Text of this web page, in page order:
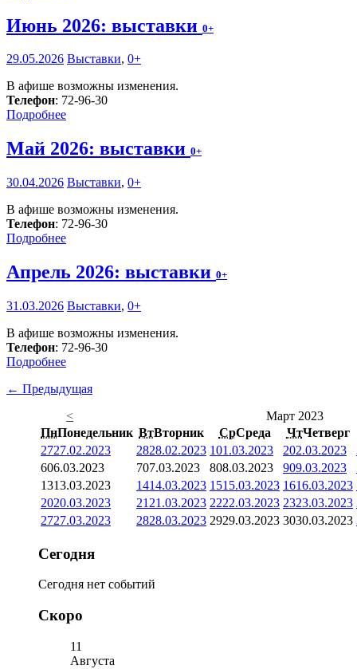
Июнь 2026: выставки 0+
29.05.2026 Выставки, 0+
В афише возможны изменения.
Телефон: 72-96-30
Подробнее
Май 2026: выставки 0+
30.04.2026 Выставки, 0+
В афише возможны изменения.
Телефон: 72-96-30
Подробнее
Апрель 2026: выставки 0+
31.03.2026 Выставки, 0+
В афише возможны изменения.
Телефон: 72-96-30
Подробнее
← Предыдущая
<
Март 2023
ПнПонедельник ВтВторник СрСреда ЧтЧетверг
2727.02.2023 2828.02.2023 101.03.2023 202.03.2023
606.03.2023 707.03.2023 808.03.2023 909.03.2023
1313.03.2023 1414.03.2023 1515.03.2023 1616.03.2023
2020.03.2023 21 21.03.2023 2222.03.2023 2323.03.2023
2727.03.2023 2828.03.2023 2929.03.2023 3030.03.2023
Сегодня
Сегодня нет событий
Скоро
11
Августа